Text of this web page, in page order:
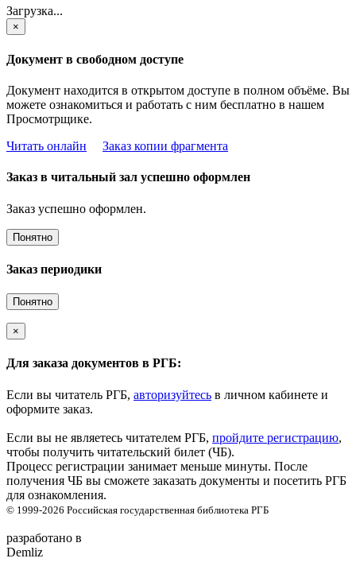
Загрузка...
×
Документ в свободном доступе
Документ находится в открытом доступе в полном объёме. Вы
можете ознакомиться и работать с ним бесплатно в нашем
Просмотрщике.
Читать онлайн
Заказ копии фрагмента
Заказ в читальный зал успешно оформлен
Заказ успешно оформлен.
Понятно
Заказ периодики
Понятно
×
Для заказа документов в РГБ:
Если вы читатель РГБ, авторизуйтесь в личном кабинете и
оформите заказ.
Если вы не являетесь читателем РГБ, пройдите регистрацию,
чтобы получить читательский билет (ЧБ).
Процесс регистрации занимает меньше минуты. После
получения ЧБ вы сможете заказать документы и посетить РГБ
для ознакомления.
© 1999-2026 Российская государственная библиотека РГБ
разработано в
Demliz